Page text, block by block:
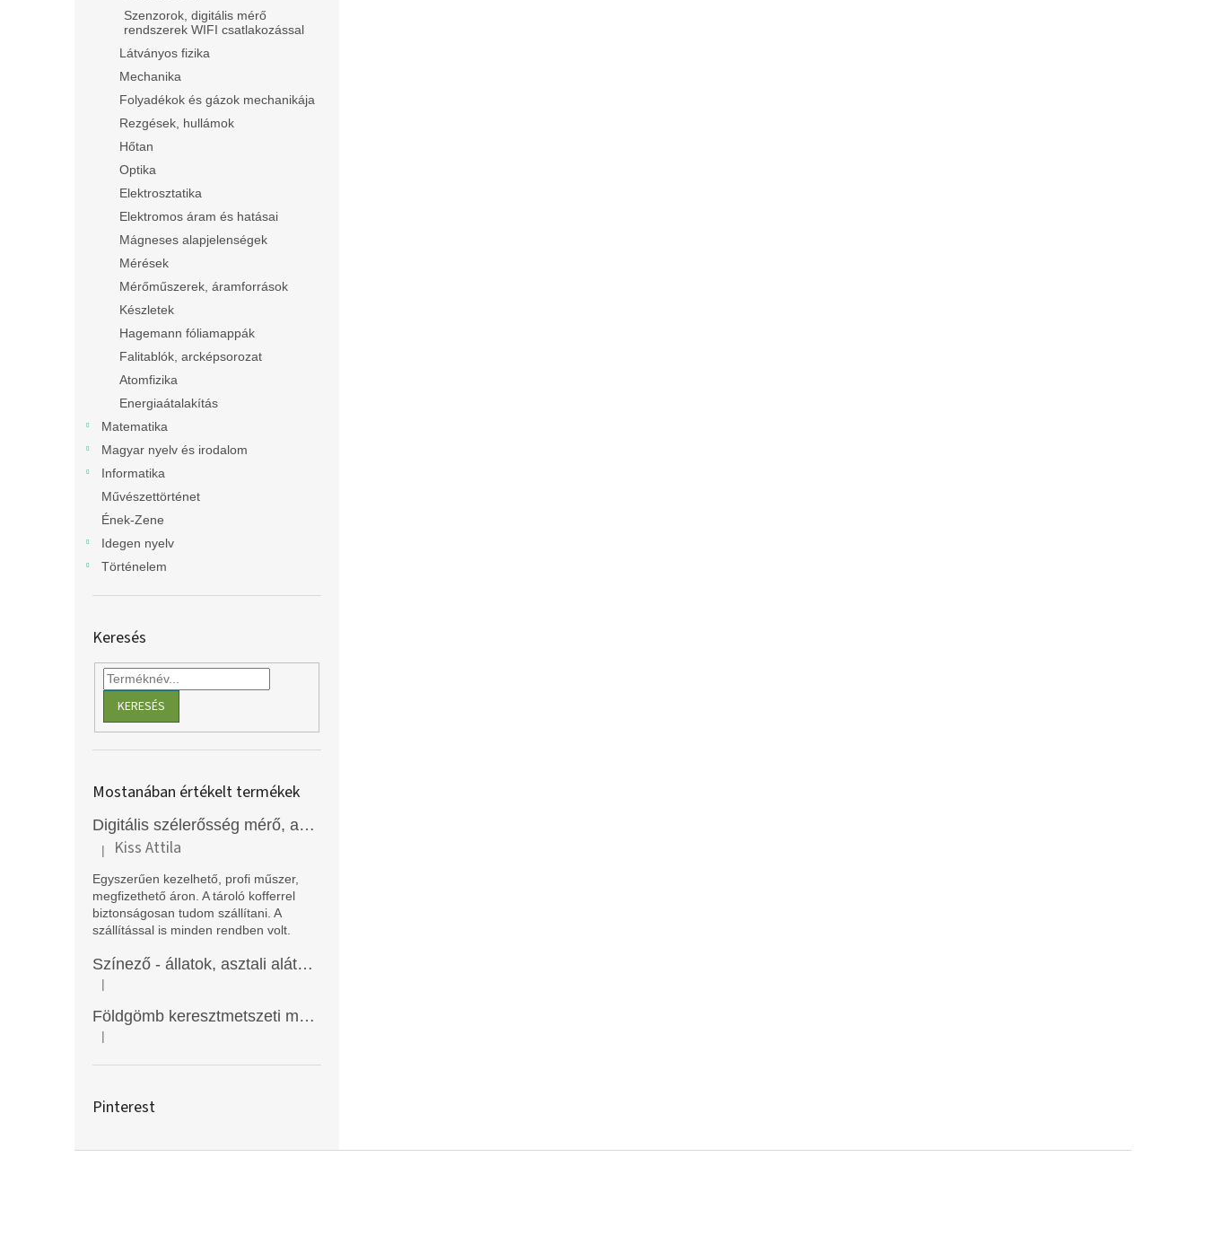
Szenzorok, digitális mérő
rendszerek WIFI csatlakozással
Látványos fizika
Mechanika
Folyadékok és gázok mechanikája
Rezgések, hullámok
Hőtan
Optika
Elektrosztatika
Elektromos áram és hatásai
Mágneses alapjelenségek
Mérések
Mérőműszerek, áramforrások
Készletek
Hagemann fóliamappák
Falitablók, arcképsorozat
Atomfizika
Energiaátalakítás
Matematika
Magyar nyelv és irodalom
Informatika
Művészettörténet
Ének-Zene
Idegen nyelv
Történelem
Keresés
KERESÉS
Mostanában értékelt termékek
Digitális szélerősség mérő, anemométer, EM2250
A termék értékelése 5-ből 5 csillag.
| Kiss Attila
Egyszerűen kezelhető, profi műszer,
megfizethető áron. A tároló kofferrel
biztonságosan tudom szállítani. A
szállítással is minden rendben volt.
Színező - állatok, asztali alátét, Funny Mat
A termék értékelése 5-ből 5 csillag.
|
Földgömb keresztmetszeti modell
A termék értékelése 5-ből 5 csillag.
|
Pinterest